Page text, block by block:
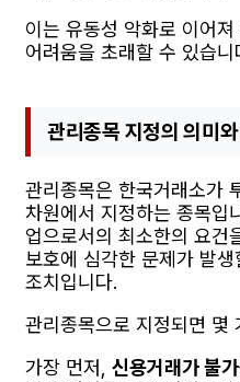
이는 유동성 악화로 이어
어려움을 초래할 수 있습니
관리종목 지정의 의미
관리종목은 한국거래소가
차원에서 지정하는 종목입
업으로서의 최소한의 요건
보호에 심각한 문제가 발
조치입니다.
관리종목으로 지정되면 몇
가장 먼저, 신용거래가 불